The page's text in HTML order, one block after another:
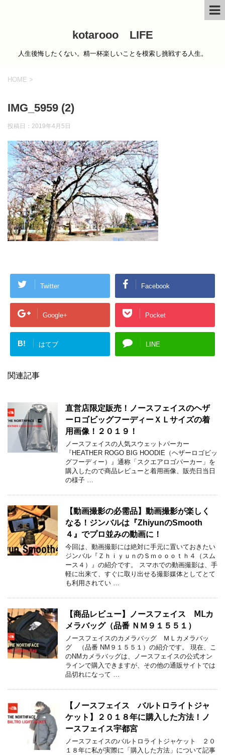
kotarooo LIFE
人生後悔したくない。精一杯楽しいことを模索し挑戦する人生。
HOME >
IMG_5959 (2)
投稿日： 2019年4月5日
Twitter Facebook
Google+ Pocket
B! はてブ LINE
関連記事
直営店限定販売！ノースフェイスのヘザ
ーロゴビッグフーディーＸＬサイズの着
用画像！２０１９！
ノースフェイスの人気スウェットパーカー
『HEATHER ROGO BIG HOODIE（ヘザーロゴビッ
グフーディー）』通称「スクエアロゴパーカー」を
購入したので商品レビューと着用画像、販売日当日
の様子 …
【動画撮影の必需品】動画撮影が楽しく
なる！ジンバルは『ZhiyunのSmooth
４』でプロ並みの動画に！
今回は、動画撮影には絶対に手元に置いておきたい
ジンバル『ＺｈｉｙｕｎのＳｍｏｏｏｔｈ４（スム
ース４）』の紹介です。 スマホでの動画撮影は、手
軽に出来て、すぐに取り出せる撮影媒体としてとて
も利用されてい …
【商品レビュー】ノースフェイス ⅯⅬカ
メラバッグ（品番 ＮＭ９１５５１）
ノースフェイスのカメラバッグ ＭＬカメラバッ
グ （品番 NM９１５５１）の紹介です。 現在、こ
のNMカメラバッグは、ノースフェイスの公式オン
ラインで購入できますが、その他の通販サイトでは
品切れになって …
【ノースフェイス バルトロライトジャ
ケット】２０１８年に購入した方法！ノ
ースフェイス宇都宮
ノースフェイスのバルトロライトジャケット ２０
１８年に私が実際に「購入した方法」について記事